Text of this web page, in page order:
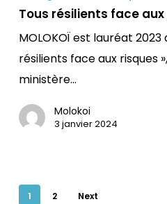
face
aux
risques
Tous résilients face
MOLOKOÏ est lauréat 2023
résilients face aux risques
ministère…
Molokoi
3 janvier 2024
1 2 Next